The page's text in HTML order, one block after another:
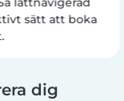
sätt att boka
dig